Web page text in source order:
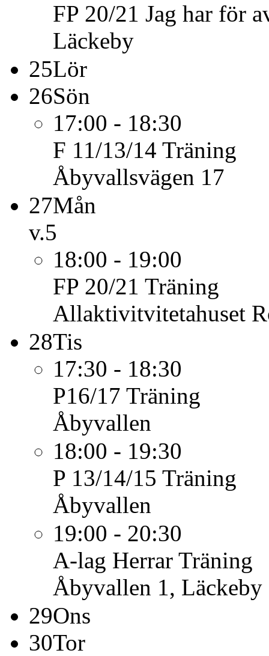
FP 20/21 Jag har för
Läckeby
25Lör
26Sön
17:00 - 18:30
F 11/13/14 Träning
Åbyvallsvägen 17
27Mån
v.5
18:00 - 19:00
FP 20/21 Träning
Allaktivitvitetahuset
28Tis
17:30 - 18:30
P16/17 Träning
Åbyvallen
18:00 - 19:30
P 13/14/15 Träning
Åbyvallen
19:00 - 20:30
A-lag Herrar Träning
Åbyvallen 1, Läckeby
29Ons
30Tor